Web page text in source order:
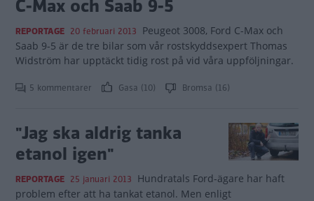
C-Max och Saab 9-5
REPORTAGE 20 februari 2013 Peugeot 3008, Ford C-Max och
Saab 9-5 är de tre bilar som vår rostskyddsexpert Thomas
Widström har upptäckt tidig rost på vid våra uppföljningar.
5 kommentarer Gasa (10) Bromsa (16)
"Jag ska aldrig tanka
etanol igen"
REPORTAGE 25 januari 2013 Hundratals Ford-ägare har haft
problem efter att ha tankat etanol. Men enligt